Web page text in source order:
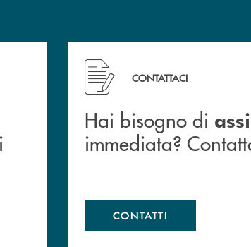
filiali&nbsp; di Banca Monte Pruno
Hai bisogno di assistenza
CONTATTACI
Hai bisogno di
immediata?
CONTATTI